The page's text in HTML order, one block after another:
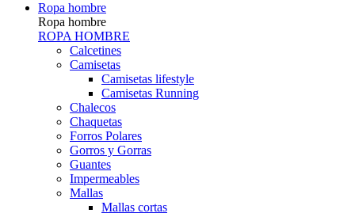
Ropa hombre
Ropa hombre
ROPA HOMBRE
Calcetines
Camisetas
Camisetas lifestyle
Camisetas Running
Chalecos
Chaquetas
Forros Polares
Gorros y Gorras
Guantes
Impermeables
Mallas
Mallas cortas